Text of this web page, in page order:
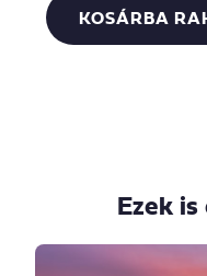
KOSÁRBA
Ezek